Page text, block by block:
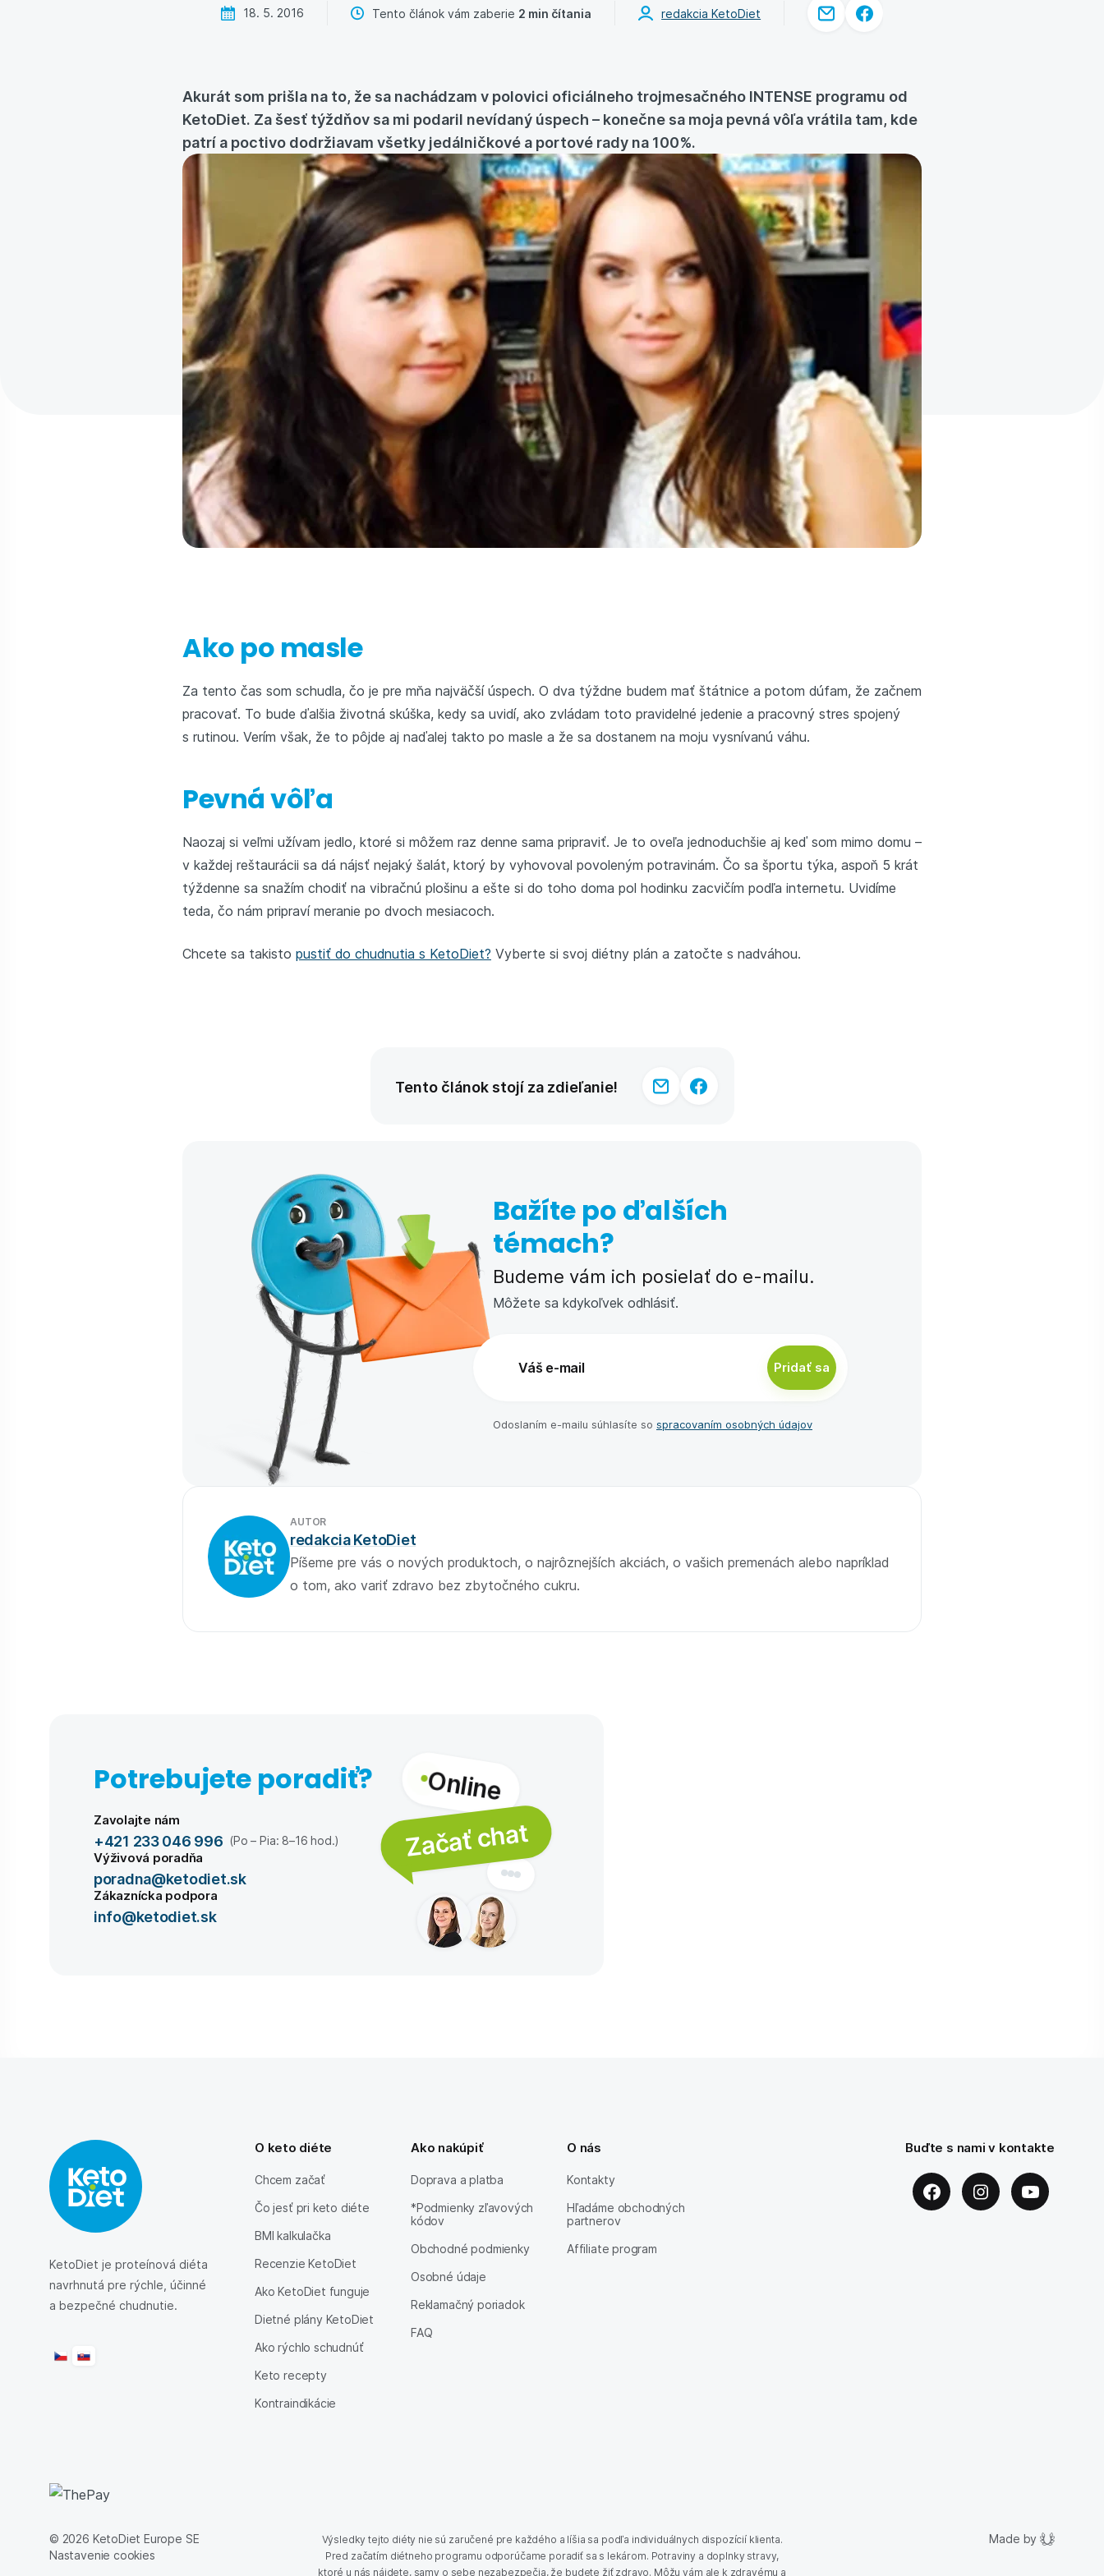
18. 5. 2016 Tento článok vám zaberie 2 min čítania redakcia KetoDiet
Akurát som prišla na to, že sa nachádzam v polovici oficiálneho trojmesačného INTENSE programu od
KetoDiet. Za šesť týždňov sa mi podaril nevídaný úspech – konečne sa moja pevná vôľa vrátila tam, kde
patrí a poctivo dodržiavam všetky jedálničkové a portové rady na 100%.
Ako po masle
Za tento čas som schudla, čo je pre mňa najväčší úspech. O dva týždne budem mať štátnice a potom dúfam, že začnem
pracovať. To bude ďalšia životná skúška, kedy sa uvidí, ako zvládam toto pravidelné jedenie a pracovný stres spojený
s rutinou. Verím však, že to pôjde aj naďalej takto po masle a že sa dostanem na moju vysnívanú váhu.
Pevná vôľa
Naozaj si veľmi užívam jedlo, ktoré si môžem raz denne sama pripraviť. Je to oveľa jednoduchšie aj keď som mimo domu –
v každej reštaurácii sa dá nájsť nejaký šalát, ktorý by vyhovoval povoleným potravinám. Čo sa športu týka, aspoň 5 krát
týždenne sa snažím chodiť na vibračnú plošinu a ešte si do toho doma pol hodinku zacvičím podľa internetu. Uvidíme
teda, čo nám pripraví meranie po dvoch mesiacoch.
Chcete sa takisto pustiť do chudnutia s KetoDiet? Vyberte si svoj diétny plán a zatočte s nadváhou.
Tento článok stojí za zdieľanie!
Bažíte po ďalších
témach?
Budeme vám ich posielať do e-⁠mailu.
Môžete sa kdykoľvek odhlásiť.
Pridať sa
Odoslaním e-⁠mailu súhlasíte so spracovaním osobných údajov
AUTOR
redakcia KetoDiet
Píšeme pre vás o nových produktoch, o najrôznejších akciách, o vašich premenách alebo napríklad
o tom, ako variť zdravo bez zbytočného cukru.
Online
Začať chat
Potrebujete poradiť?
Zavolajte nám
+421 233 046 996 (Po – Pia: 8–16 hod.)
Výživová poradňa
poradna@ketodiet.sk
Zákaznícka podpora
info@ketodiet.sk
Buďte s nami v kontakte
KetoDiet je proteínová diéta
navrhnutá pre rýchle, účinné
a bezpečné chudnutie.
O keto diéte
Chcem začať
Čo jesť pri keto diéte
BMI kalkulačka
Recenzie KetoDiet
Ako KetoDiet funguje
Dietné plány KetoDiet
Ako rýchlo schudnúť
Keto recepty
Kontraindikácie
Ako nakúpiť
Doprava a platba
*Podmienky zľavových
kódov
Obchodné podmienky
Osobné údaje
Reklamačný poriadok
FAQ
O nás
Kontakty
Hľadáme obchodných
partnerov
Affiliate program
Výsledky tejto diéty nie sú zaručené pre každého a líšia sa podľa individuálnych dispozícií klienta.
Pred začatím diétneho programu odporúčame poradiť sa s lekárom. Potraviny a doplnky stravy,
ktoré u nás nájdete, samy o sebe nezabezpečia, že budete žiť zdravo. Môžu vám ale k zdravému a
© 2026 KetoDiet Europe SE
Nastavenie cookies
Made by